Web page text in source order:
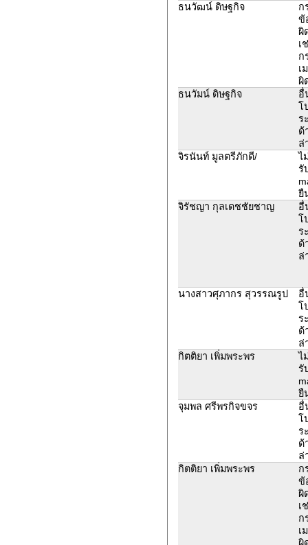
ธนวัฒน์ ดิษฐกิจ
ก
ข้
ผิ
เ
ก
เ
ผิ
ธนวัมน์ ดิษฐกิจ
อื่
โ
ร
ด้
ล่
จิรนันท์ มูลตรีภักดี/
ไ
รั
ยื
จิรัชญา กุลเดชชัยชาญ
อื่
โ
ร
ด้
ล่
นางสาวศุภากร สุวรรณรูป
อื่
โ
ร
ด้
ล่
กิตติยา เพิ่มพระพร
ไ
รั
ยื
จุมพล ศรีพรกิจขจร
อื่
โ
ร
ด้
ล่
กิตติยา เพิ่มพระพร
ก
ข้
ผิ
เ
ก
เ
ผิ